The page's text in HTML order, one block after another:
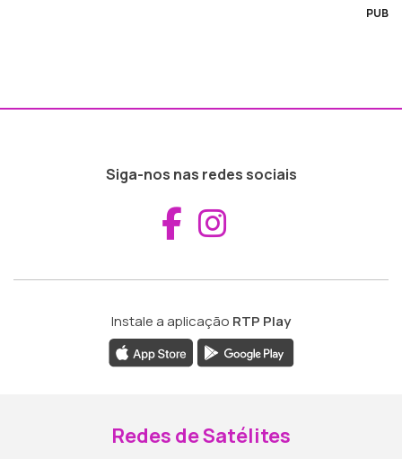
PUB
Siga-nos nas redes sociais
Aceder ao
Instale a aplicação RTP Play
Redes de Satélites